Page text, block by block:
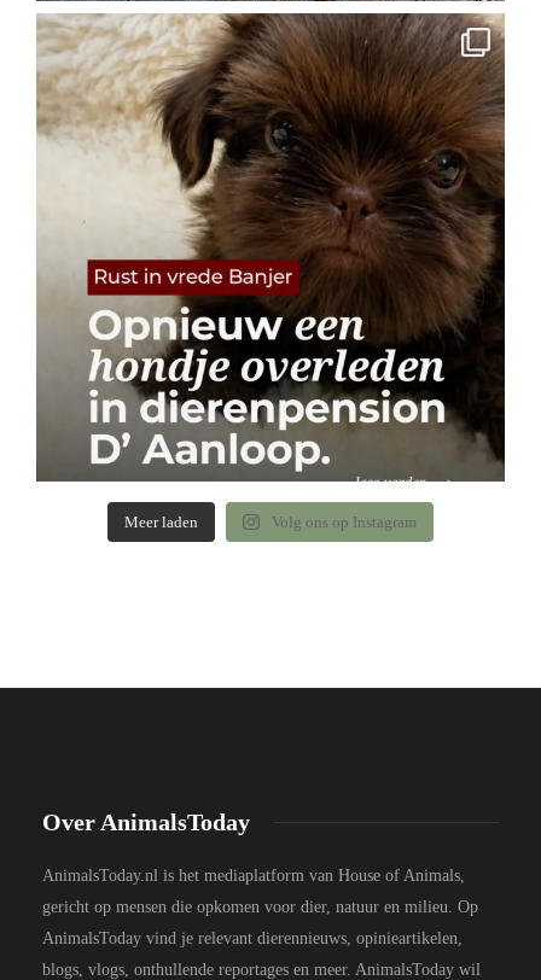
Meer laden Volg ons op Instagram
Over AnimalsToday
AnimalsToday.nl is het mediaplatform van House of Animals,
gericht op mensen die opkomen voor dier, natuur en milieu. Op
AnimalsToday vind je relevant dierennieuws, opinieartikelen,
blogs, vlogs, onthullende reportages en meer. AnimalsToday wil